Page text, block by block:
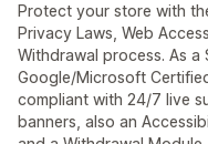
Protect your store with
Privacy Laws, Web
Withdrawal process. As a
Google/Microsoft
compliant with 24/7 live
banners, also an